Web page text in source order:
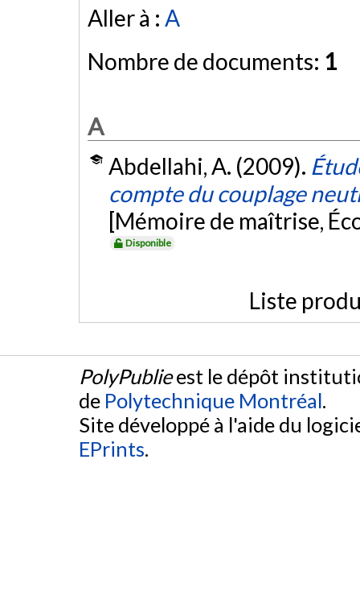
Aller à : A
Nombre de documents: 1
A
Abdellahi, A. (2009).
compte du couplage
[Mémoire de maîtrise,
Disponible
Liste
PolyPublieest le dépôt
de Polytechnique Montréal.
Site développé à l'aide du
EPrints.